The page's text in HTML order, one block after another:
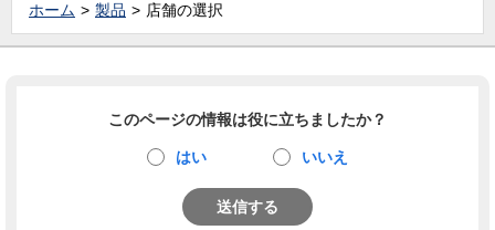
ホーム 製品 店舗の選択
このページの情報は役に立ちましたか？
はい いいえ
送信する